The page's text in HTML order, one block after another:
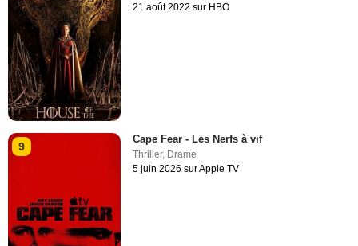
21 août 2022 sur HBO
9
Cape Fear - Les Nerfs à vif
Thriller, Drame
5 juin 2026 sur Apple TV